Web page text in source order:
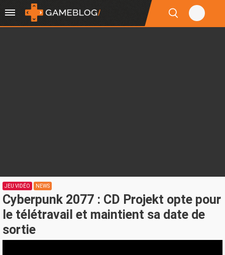
JEU VIDÉO NEWS
Cyberpunk 2077 : CD Projekt opte pour
le télétravail et maintient sa date de
sortie